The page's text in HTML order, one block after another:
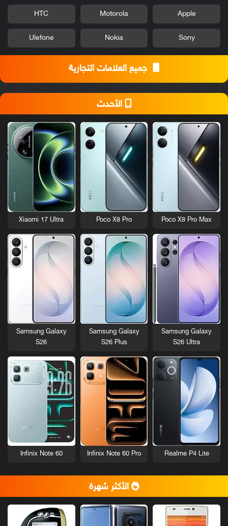
Apple
Motorola
HTC
Sony
Nokia
Ulefone
جميع العلامات التجارية
الأحدث
Poco X8 Pro Max
Poco X8 Pro
Xiaomi 17 Ultra
Samsung Galaxy
S26 Ultra
Samsung Galaxy
S26 Plus
Samsung Galaxy
S26
Realme P4 Lite
Infinix Note 60 Pro
Infinix Note 60
الأكثر شهرة